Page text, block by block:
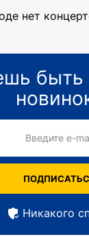
нет
быть
Введите e-
Никакого